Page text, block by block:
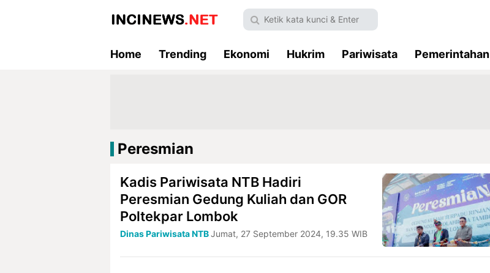
Home Trending Ekonomi Hukrim Pariwisata Pemerintahan
Peresmian
Kadis Pariwisata NTB Hadiri
Peresmian Gedung Kuliah dan GOR
Poltekpar Lombok
Dinas Pariwisata NTBJumat, 27 September 2024, 19.35 WIB